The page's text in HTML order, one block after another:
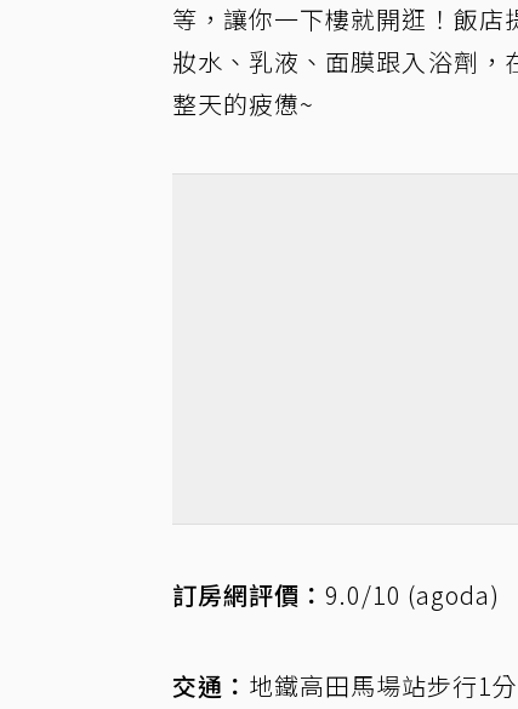
等，讓你一下樓就開逛！飯店
妝水、乳液、面膜跟入浴劑
整天的疲憊~
訂房網評價： 9.0/10 (agoda)
交通： 地鐵高田馬場站步行1